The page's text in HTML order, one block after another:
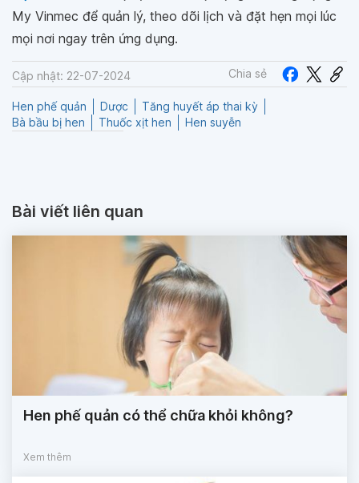
My Vinmec để quản lý, theo dõi lịch và đặt hẹn mọi lúc
mọi nơi ngay trên ứng dụng.
Cập nhật: 22-07-2024 Chia sẻ
Hen phế quản Dược
Tăng huyết áp thai kỳ
Bà bầu bị hen
Thuốc xịt hen Hen suyễn
Bài viết liên quan
Hen phế quản có thể chữa khỏi không?
Xem thêm